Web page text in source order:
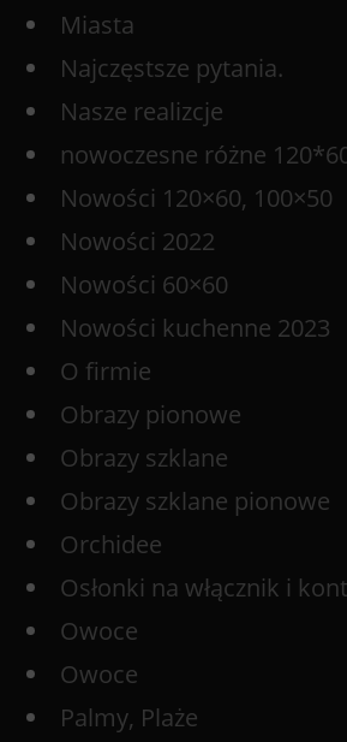
Miasta
Najczęstsze pytania.
Nasze realizcje
nowoczesne różne
Nowości 120×60, 100×50
Nowości 2022
Nowości 60×60
Nowości kuchenne 2023
O firmie
Obrazy pionowe
Obrazy szklane
Obrazy szklane pionowe
Orchidee
Osłonki na włącznik i
Owoce
Owoce
Palmy, Plaże